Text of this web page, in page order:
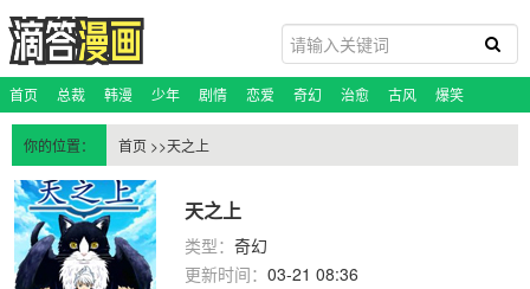
首页 总裁 韩漫 少年 剧情 恋爱 奇幻 治愈 古风
爆笑
恐怖悬疑
科幻 玄幻 校园 百合 脑洞 蔷薇
你的位置： 首页 >>天之上
天之上
类型： 奇幻
更新时间： 03-21 08:36